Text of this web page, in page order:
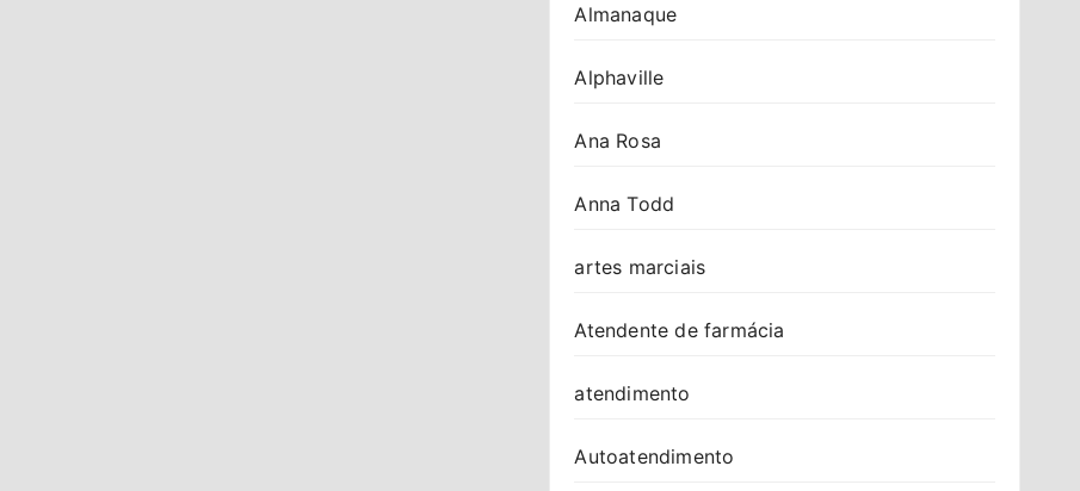
Almanaque
Alphaville
Ana Rosa
Anna Todd
artes marciais
Atendente de farmácia
atendimento
Autoatendimento